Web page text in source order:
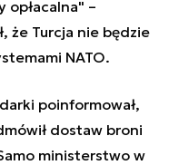
opłacalna" –
że Turcja nie będzie
NATO.
poinformował,
dostaw broni
ministerstwo w